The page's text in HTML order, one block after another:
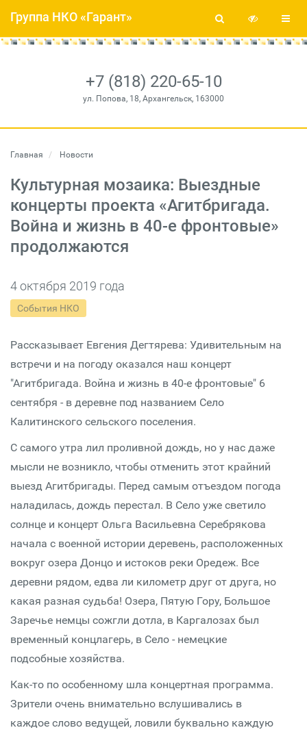
+7 (818) 220-65-10
ул. Попова, 18, Архангельск, 163000
Группа НКО «Гарант»
Главная Новости
Культурная мозаика: Выездные
концерты проекта «Агитбригада.
Война и жизнь в 40-е фронтовые»
продолжаются
4 октября 2019 года
События НКО
Рассказывает Евгения Дегтярева: Удивительным на
встречи и на погоду оказался наш концерт
"Агитбригада. Война и жизнь в 40-е фронтовые" 6
сентября - в деревне под названием Село
Калитинского сельского поселения.
С самого утра лил проливной дождь, но у нас даже
мысли не возникло, чтобы отменить этот крайний
выезд Агитбригады. Перед самым отъездом погода
наладилась, дождь перестал. В Село уже светило
солнце и концерт Ольга Васильевна Серебрякова
начала с военной истории деревень, расположенных
вокруг озера Донцо и истоков реки Оредеж. Все
деревни рядом, едва ли километр друг от друга, но
какая разная судьба! Озера, Пятую Гору, Большое
Заречье немцы сожгли дотла, в Каргалозах был
временный концлагерь, в Село - немецкие
подсобные хозяйства.
Как-то по особенному шла концертная программа.
Зрители очень внимательно вслушивались в
каждое слово ведущей, ловили буквально каждую